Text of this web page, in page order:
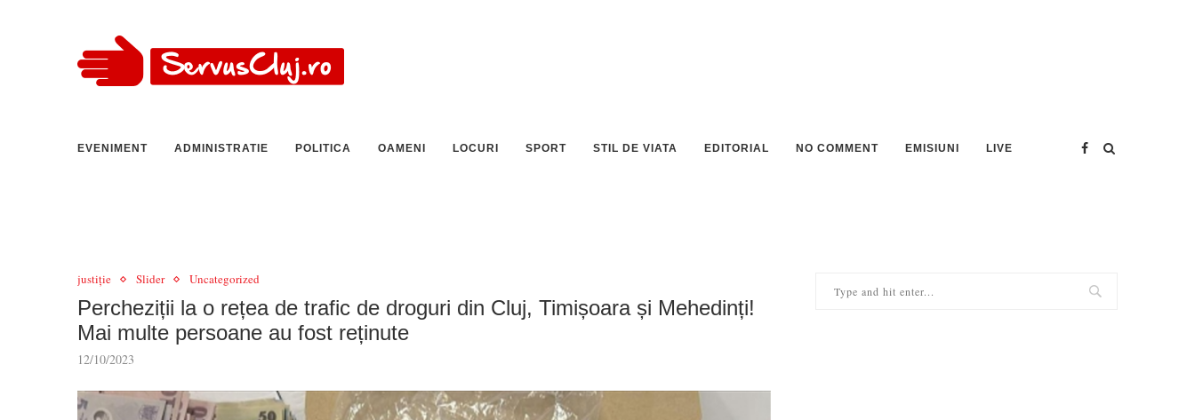
EVENIMENT ADMINISTRATIE POLITICA OAMENI LOCURI SPORT STIL DE VIATA EDITORIAL NO COMMENT EMISIUNI LIVE
justiție Slider Uncategorized
Percheziții la o rețea de trafic de droguri din Cluj, Timișoara și Mehedinți!
Mai multe persoane au fost reținute
12/10/2023